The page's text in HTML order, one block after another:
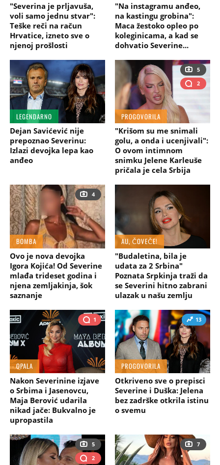
"Severina je prljavuša,
voli samo jednu stvar":
Teške reči na račun
Hrvatice, izneto sve o
njenoj prošlosti
"Na instagramu anđeo,
na kastingu grobina":
Maca žestoko opleo po
koleginicama, a kad se
dohvatio Severine...
LEGENDARNO
Dejan Savićević nije
prepoznao Severinu:
Izlazi devojka lepa kao
anđeo
5
2
PROGOVORILA
"Krišom su me snimali
golu, a onda i ucenjivali":
O ovom intimnom
snimku Jelene Karleuše
pričala je cela Srbija
4
BOMBA
Ovo je nova devojka
Igora Kojića! Od Severine
mlađa trideset godina i
njena zemljakinja, šok
saznanje
AU, ČOVEČE!
"Budaletina, bila je
udata za 2 Srbina"
Poznata Srpkinja traži da
se Severini hitno zabrani
ulazak u našu zemlju
1
OPALA
Nakon Severinine izjave
o Srbima i Jasenovcu,
Maja Berović udarila
nikad jače: Bukvalno je
upropastila
13
PROGOVORILA
Otkriveno sve o prepisci
Severine i Duška: Jelena
bez zadrške otkrila istinu
o svemu
5
2
7